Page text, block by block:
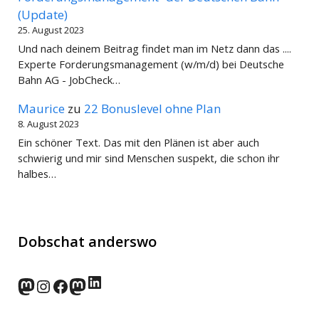
(Update)
25. August 2023
Und nach deinem Beitrag findet man im Netz dann das ....
Experte Forderungsmanagement (w/m/d) bei Deutsche
Bahn AG - JobCheck…
Maurice zu 22 Bonuslevel ohne Plan
8. August 2023
Ein schöner Text. Das mit den Plänen ist aber auch
schwierig und mir sind Menschen suspekt, die schon ihr
halbes…
Dobschat anderswo
norden.social
Instagram
Facebook
wp-punks.social
LinkedIn